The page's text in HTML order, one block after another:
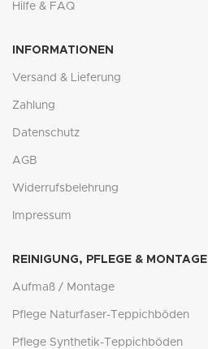
Hilfe & FAQ
INFORMATIONEN
Versand & Lieferung
Zahlung
Datenschutz
AGB
Widerrufsbelehrung
Impressum
REINIGUNG, PFLEGE & MONTAGE
Aufmaß / Montage
Pflege Naturfaser-Teppichböden
Pflege Synthetik-Teppichböden